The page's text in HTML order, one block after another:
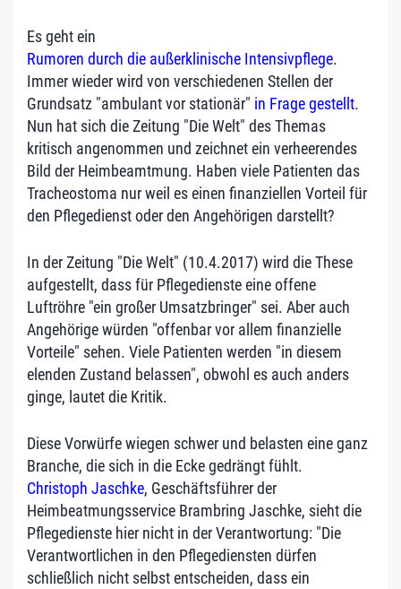
Es geht ein
Rumoren durch die außerklinische Intensivpflege.
Immer wieder wird von verschiedenen Stellen der
Grundsatz "ambulant vor stationär" in Frage gestellt.
Nun hat sich die Zeitung "Die Welt" des Themas
kritisch angenommen und zeichnet ein verheerendes
Bild der Heimbeamtmung. Haben viele Patienten das
Tracheostoma nur weil es einen finanziellen Vorteil für
den Pflegedienst oder den Angehörigen darstellt?
In der Zeitung "Die Welt" (10.4.2017) wird die These
aufgestellt, dass für Pflegedienste eine offene
Luftröhre "ein großer Umsatzbringer" sei. Aber auch
Angehörige würden "offenbar vor allem finanzielle
Vorteile" sehen. Viele Patienten werden "in diesem
elenden Zustand belassen", obwohl es auch anders
ginge, lautet die Kritik.
Diese Vorwürfe wiegen schwer und belasten eine ganz
Branche, die sich in die Ecke gedrängt fühlt.
Christoph Jaschke, Geschäftsführer der
Heimbeatmungsservice Brambring Jaschke, sieht die
Pflegedienste hier nicht in der Verantwortung: "Die
Verantwortlichen in den Pflegediensten dürfen
schließlich nicht selbst entscheiden, dass ein